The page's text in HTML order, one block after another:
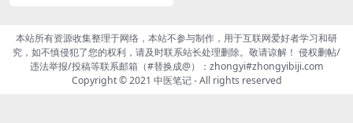
本站所有资源收集整理于网络，本站不参与制作，用于互联网爱好者学习和研
究，如不慎侵犯了您的权利，请及时联系站长处理删除。敬请谅解！ 侵权删帖/
违法举报/投稿等联系邮箱（#替换成@）：zhongyi#zhongyibiji.com
Copyright © 2021 中医笔记- All rights reserved